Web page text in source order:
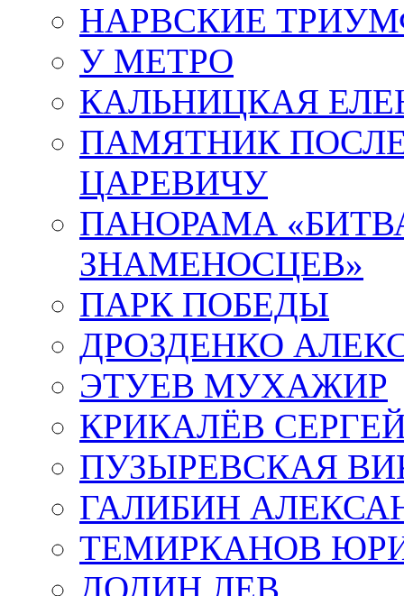
НАРВСКИЕ
У МЕТРО
КАЛЬНИЦКАЯ
ПАМЯТНИК
ЦАРЕВИЧУ
ПАНОРАМА
ЗНАМЕНОСЦЕВ»
ПАРК ПОБЕДЫ
ДРОЗДЕНКО
ЭТУЕВ МУХАЖИР
КРИКАЛЁВ
ПУЗЫРЕВСКАЯ
ГАЛИБИН
ТЕМИРКАНОВ